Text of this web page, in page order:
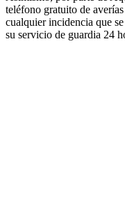
teléfono gratuito de
cualquier incidencia que
su servicio de guardia 24